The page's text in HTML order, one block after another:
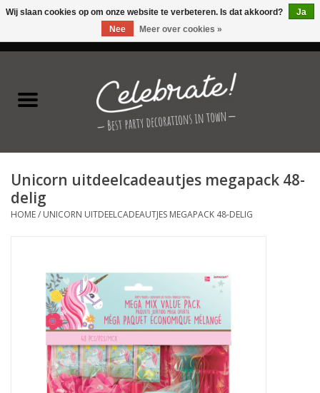
Latex ballonnen
Folie ballonnen
Verjaardag thema's
Speciale momenten
Kinderfeestjes
Cadeaus
Schmink&beauty
Unicorn uitdeelcadeautjes megapack 48-
delig
HOME/ UNICORN UITDEELCADEAUTJES MEGAPACK 48-DELIG
Wij slaan cookies op om onze website te verbeteren. Is dat akkoord?
Ja
Nee
Meer over cookies »